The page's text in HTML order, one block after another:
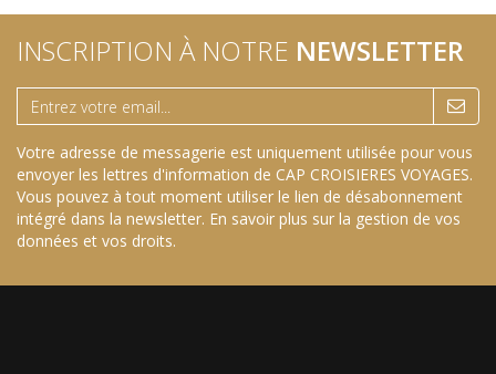
INSCRIPTION À NOTRE NEWSLETTER
Votre adresse de messagerie est uniquement utilisée pour vous
envoyer les lettres d'information de CAP CROISIERES VOYAGES.
Vous pouvez à tout moment utiliser le lien de désabonnement
intégré dans la newsletter. En savoir plus sur la gestion de vos
données et vos droits.